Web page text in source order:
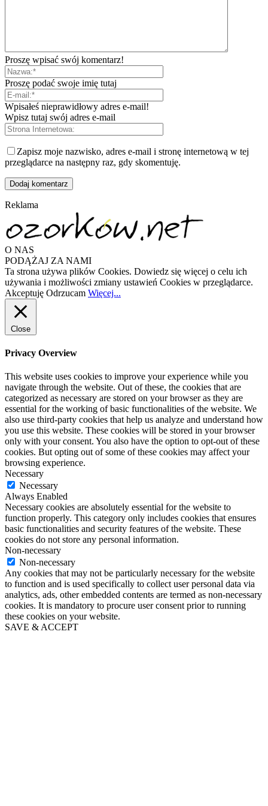
Proszę wpisać swój komentarz!
Proszę podać swoje imię tutaj
Wpisałeś nieprawidłowy adres e-mail!
Wpisz tutaj swój adres e-mail
Zapisz moje nazwisko, adres e-mail i stronę internetową w tej
przeglądarce na następny raz, gdy skomentuję.
Reklama
O NAS
PODĄŻAJ ZA NAMI
Ta strona używa plików Cookies. Dowiedz się więcej o celu ich
używania i możliwości zmiany ustawień Cookies w przeglądarce.
Akceptuję Odrzucam Więcej...
Close
Privacy Overview
This website uses cookies to improve your experience while you
navigate through the website. Out of these, the cookies that are
categorized as necessary are stored on your browser as they are
essential for the working of basic functionalities of the website. We
also use third-party cookies that help us analyze and understand how
you use this website. These cookies will be stored in your browser
only with your consent. You also have the option to opt-out of these
cookies. But opting out of some of these cookies may affect your
browsing experience.
Necessary
Necessary
Always Enabled
Necessary cookies are absolutely essential for the website to
function properly. This category only includes cookies that ensures
basic functionalities and security features of the website. These
cookies do not store any personal information.
Non-necessary
Non-necessary
Any cookies that may not be particularly necessary for the website
to function and is used specifically to collect user personal data via
analytics, ads, other embedded contents are termed as non-necessary
cookies. It is mandatory to procure user consent prior to running
these cookies on your website.
SAVE & ACCEPT